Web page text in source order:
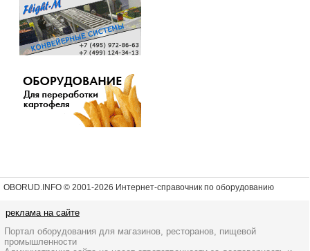
OBORUD.INFO © 2001-2026 Интернет-справочник по оборудованию
реклама на сайте
Портал оборудования для магазинов, ресторанов, пищевой
промышленности